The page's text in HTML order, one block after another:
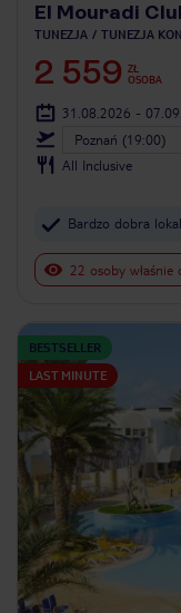
El Mouradi
TUNEZJA TUNEZJA
2 559 ZŁ
OSOBA
31.08.2026 -
Poznań (19:00)
All Inclusive
Bardzo dobra
22 osoby
BESTSELLER
LAST MINUTE